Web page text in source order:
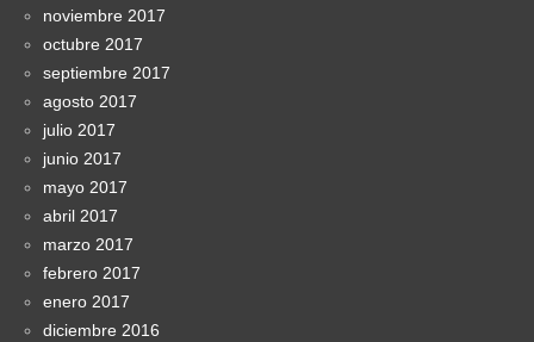
noviembre 2017
octubre 2017
septiembre 2017
agosto 2017
julio 2017
junio 2017
mayo 2017
abril 2017
marzo 2017
febrero 2017
enero 2017
diciembre 2016